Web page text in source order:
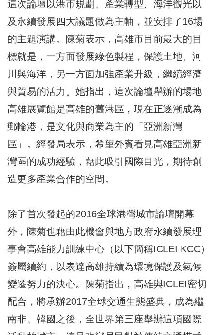
這次論壇以港市規劃、產業轉型、海洋觀光以
及永續發展四大議題做為主軸，並安排了16場
的主題演講。陳菊表示，高雄市目前最大的目
標就是，一方面發展綠色製程，保護土地、河
川與海洋，另一方面加強產業升級，繼續經濟
與貿易的活力。她指出，這次論壇舉辦的場地
高雄展覽館是高雄的舊港區，現在正逐漸成為
郵輪港，是文化與商業為主的「亞洲新灣
區」。經發局表示，希望外賓看見高雄亞洲新
灣區的成功經驗，藉此吸引國際目光，期待創
造更多產業合作的空間。
除了首次發起的2016全球港灣城市論壇開幕
外，陳菊也藉由此機會與地方政府永續發展理
事會高雄能力訓練中心（以下簡稱ICLEI KCC）
簽屬續約，以表達高雄持續為環境保護及氣候
變遷努力的決心。陳菊指出，高雄與ICLEI密切
配合，將承辦2017全球交通生態盛典，成為繼
南非、韓國之後，全世界第三座舉辦這項國際